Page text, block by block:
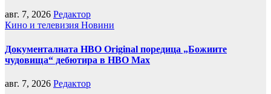
авг. 7, 2026 Редактор
Кино и телевизия Новини
Документалната HBO Original поредица „Божиите
чудовища“ дебютира в HBO Max
авг. 7, 2026 Редактор